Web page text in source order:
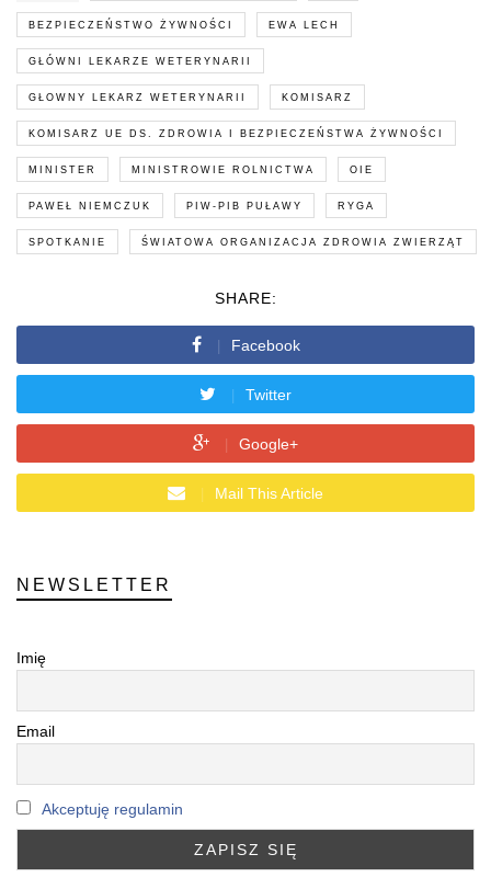
BEZPIECZEŃSTWO ŻYWNOŚCI EWA LECH
GŁÓWNI LEKARZE WETERYNARII
GŁOWNY LEKARZ WETERYNARII KOMISARZ
KOMISARZ UE DS. ZDROWIA I BEZPIECZEŃSTWA ŻYWNOŚCI
MINISTER MINISTROWIE ROLNICTWA OIE
PAWEŁ NIEMCZUK PIW-PIB PUŁAWY RYGA
SPOTKANIE ŚWIATOWA ORGANIZACJA ZDROWIA ZWIERZĄT
SHARE:
Facebook
Twitter
Google+
Mail This Article
NEWSLETTER
Imię
Email
Akceptuję regulamin